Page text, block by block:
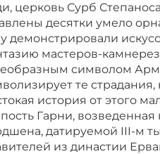
церковь Сурб
десятки умело
демонстрировали
мастеров-
символом
те
история от этого
Гарни,
датируемой III-м
из династии